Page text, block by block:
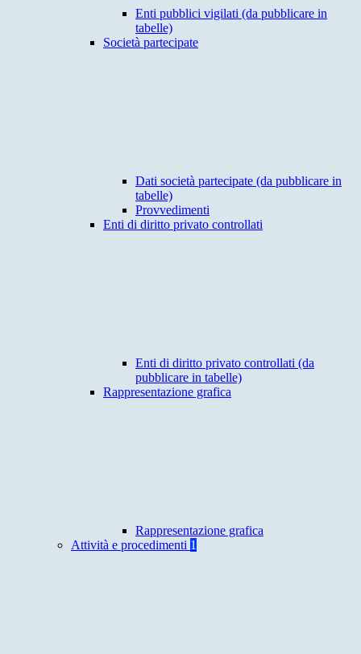
Enti pubblici vigilati (da pubblicare in
tabelle)
Società partecipate
Dati società partecipate (da pubblicare in
tabelle)
Provvedimenti
Enti di diritto privato controllati
Enti di diritto privato controllati (da
pubblicare in tabelle)
Rappresentazione grafica
Rappresentazione grafica
Attività e procedimenti 1